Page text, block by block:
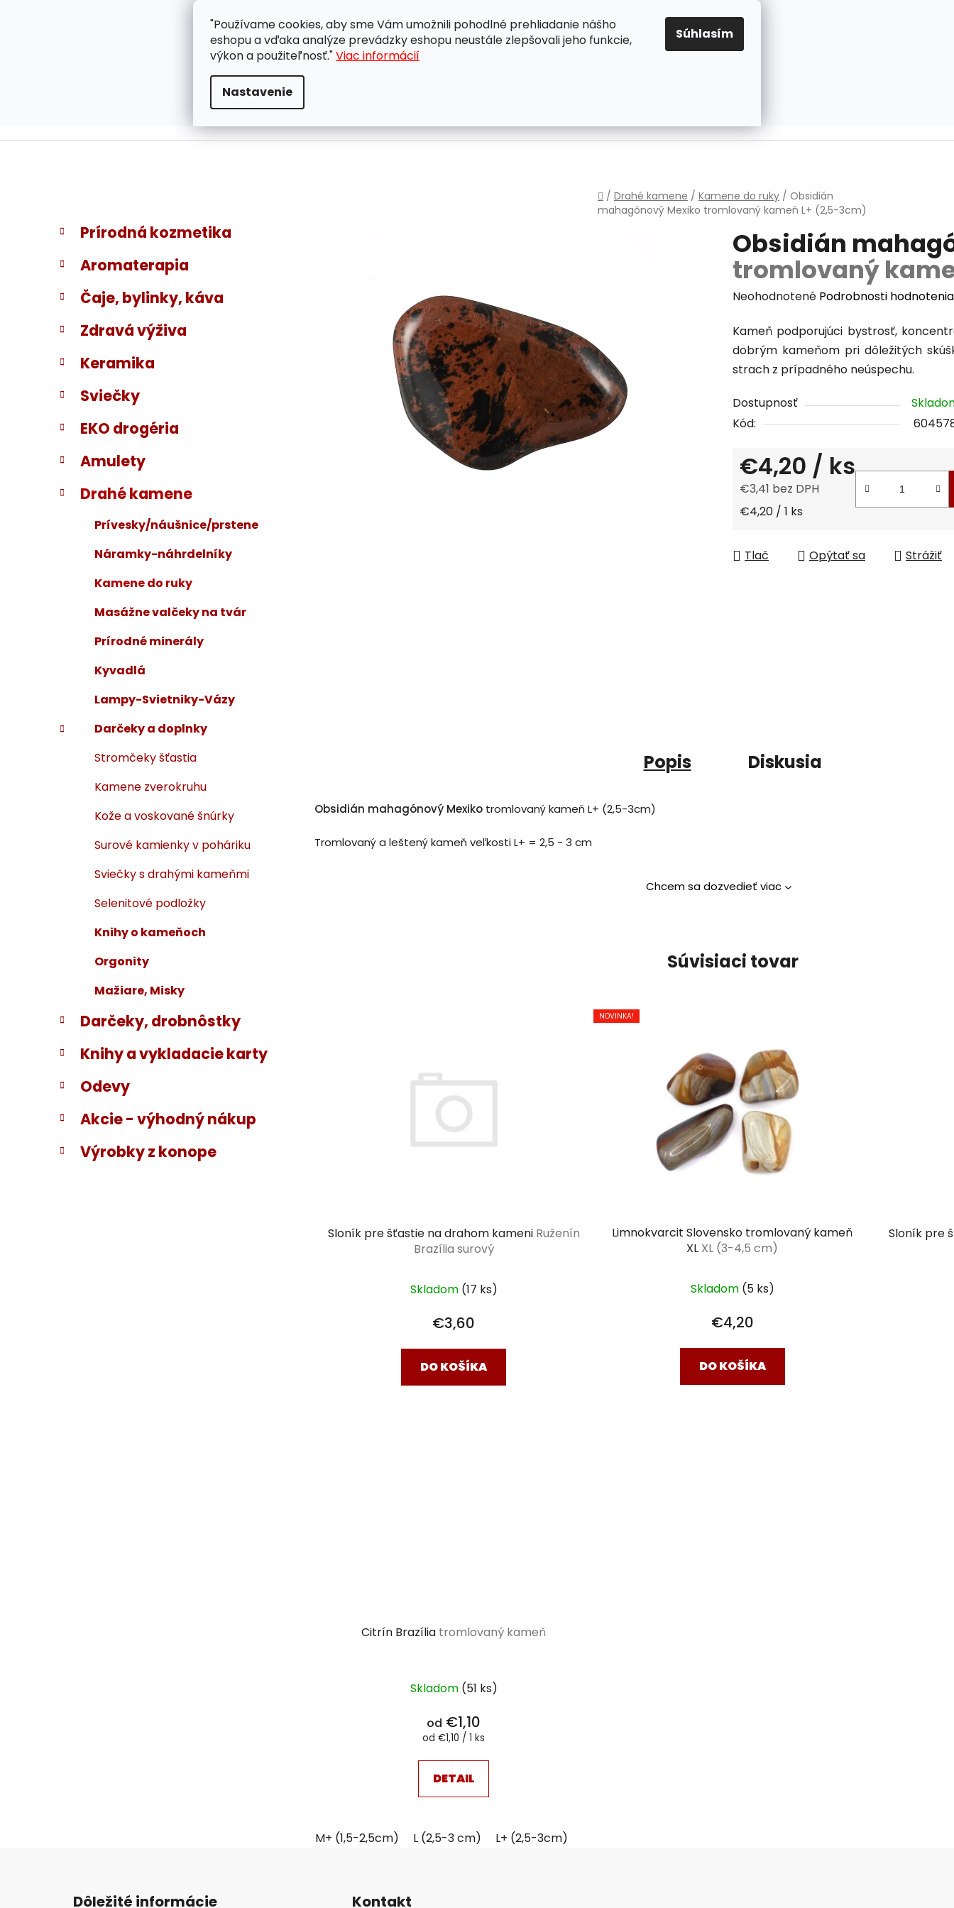
"Používame cookies, aby sme Vám umožnili pohodlné prehliadanie nášho
eshopu a vďaka analýze prevádzky eshopu neustále zlepšovali jeho funkcie,
výkon a použiteľnosť."Viac informácií
Nastavenie
Súhlasím
ZÁKAZNÍCKA PODPORA OBCHODNÉ PODMIENKY OCHRANA OSOBNÝCH ÚDAJOV PRAVIDLÁ PRE COOKIES
EUR
Domov
/ Drahé kamene / Kamene do ruky / Obsidián
mahagónový Mexiko tromlovaný kameň L+ (2,5-3cm)
B
č
ý
a
n
e
l
Preskočiť
kategórie
K
a
t
e
ó
i
Prírodná kozmetika
Aromaterapia
Čaje, bylinky, káva
Zdravá výživa
Keramika
Sviečky
EKO drogéria
Amulety
Drahé kamene
Prívesky/náušnice/prstene
Náramky-náhrdelníky
Kamene do ruky
Masážne valčeky na tvár
Prírodné minerály
Kyvadlá
Lampy-Svietniky-Vázy
Darčeky a doplnky
Stromčeky šťastia
Kamene zverokruhu
Kože a voskované šnúrky
Surové kamienky v poháriku
Sviečky s drahými kameňmi
Selenitové podložky
Knihy o kameňoch
Orgonity
Mažiare, Misky
Darčeky, drobnôstky
Knihy a vykladacie karty
Odevy
Akcie - výhodný nákup
Výrobky z konope
Obsidián
tromlovaný
Priemerné
produktu
je
0,0
5
hviezdičiek.
Neohodnotené Podrobnosti hodnotenia
Kameň podporujúci bystrosť,
dobrým kameňom pri dôležitých
strach z prípadného neúspechu.
Dostupnosť
Kód:
€4,20 / ks
€3,41 bez DPH
Jednotková cena:
€4,20 / 1 ks
Tlač Opýtať sa Strážiť
Popis Diskusia
Obsidián mahagónový Mexiko tromlovaný kameň L+ (2,5-3cm)
Tromlovaný a leštený kameň veľkosti L+ = 2,5 - 3 cm
Chcem sa dozvedieť viac
Súvisiaci tovar
Sloník pre šťastie na drahom kameni Ruženín
Brazília surový
Skladom (17 ks)
€3,60
DO KOŠÍKA
NOVINKA!
Limnokvarcit Slovensko tromlovaný kameň
XL XL (3-4,5 cm)
Skladom (5 ks)
€4,20
DO KOŠÍKA
Sloník pre
Citrín Brazília tromlovaný kameň
Skladom (51 ks)
od €1,10
Jednotková
od €1,10 / 1 ks
DETAIL
M+ (1,5-2,5cm) L (2,5-3 cm) L+ (2,5-3cm)
Dôležité informácie Kontakt